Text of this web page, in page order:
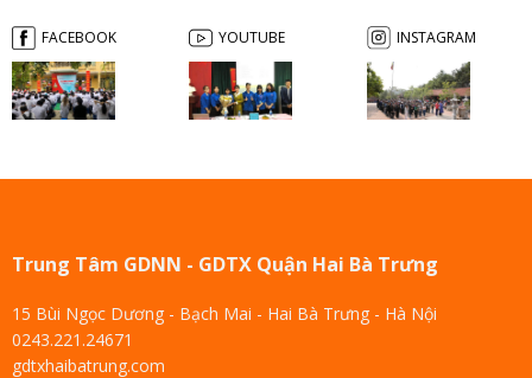
FACEBOOK YOUTUBE INSTAGRAM
Trung Tâm GDNN - GDTX Quận Hai Bà Trưng
15 Bùi Ngọc Dương - Bạch Mai - Hai Bà Trưng - Hà Nội
0243.221.24671
gdtxhaibatrung.com